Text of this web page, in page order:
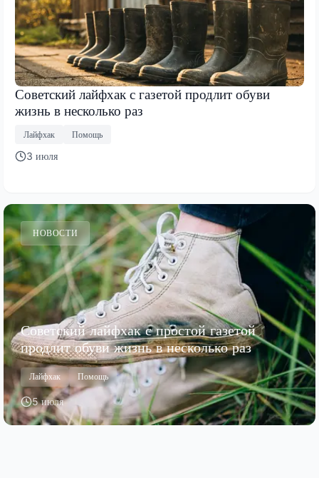
Советский лайфхак с газетой продлит обуви
жизнь в несколько раз
Лайфхак Помощь
3 июля
НОВОСТИ
Советский лайфхак с простой газетой
продлит обуви жизнь в несколько раз
Лайфхак Помощь
5 июля